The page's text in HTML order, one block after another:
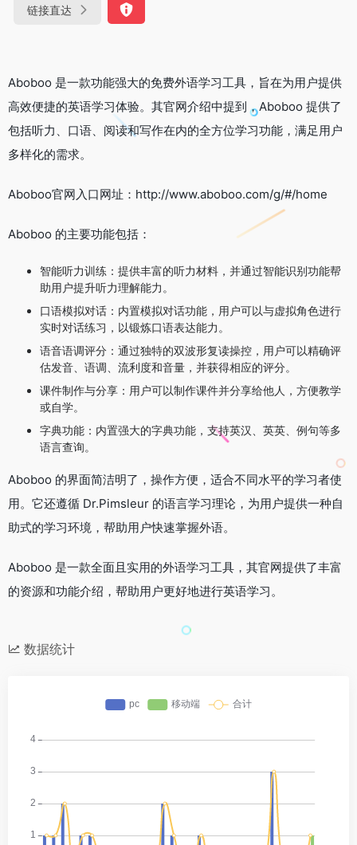
链接直达
Aboboo 是一款功能强大的免费外语学习工具，旨在为用户提供
高效便捷的英语学习体验。其官网介绍中提到，Aboboo 提供了
包括听力、口语、阅读和写作在内的全方位学习功能，满足用户
多样化的需求。
Aboboo官网入口网址：http://www.aboboo.com/g/#/home
Aboboo 的主要功能包括：
智能听力训练：提供丰富的听力材料，并通过智能识别功能帮
助用户提升听力理解能力。
口语模拟对话：内置模拟对话功能，用户可以与虚拟角色进行
实时对话练习，以锻炼口语表达能力。
语音语调评分：通过独特的双波形复读操控，用户可以精确评
估发音、语调、流利度和音量，并获得相应的评分。
课件制作与分享：用户可以制作课件并分享给他人，方便教学
或自学。
字典功能：内置强大的字典功能，支持英汉、英英、例句等多
语言查询。
Aboboo 的界面简洁明了，操作方便，适合不同水平的学习者使
用。它还遵循 Dr.Pimsleur 的语言学习理论，为用户提供一种自
助式的学习环境，帮助用户快速掌握外语。
Aboboo 是一款全面且实用的外语学习工具，其官网提供了丰富
的资源和功能介绍，帮助用户更好地进行英语学习。
数据统计